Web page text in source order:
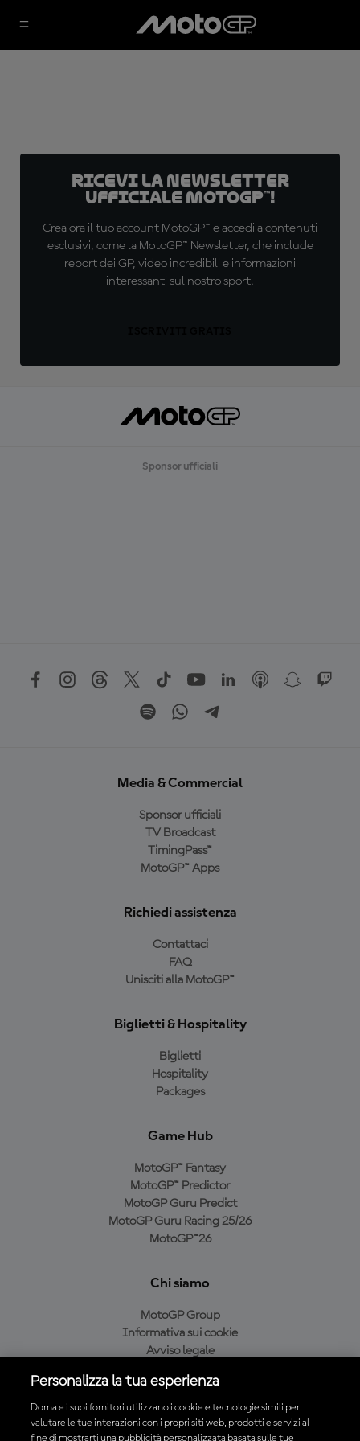
Ricevi la newsletter
ufficiale MotoGP™!
Crea ora il tuo account MotoGP™ e accedi a contenuti
esclusivi, come la MotoGP™ Newsletter, che include
report dei GP, video incredibili e informazioni
interessanti sul nostro sport.
Sponsor ufficiali
Media & Commercial
Sponsor ufficiali
TV Broadcast
TimingPass™
MotoGP™ Apps
Richiedi assistenza
Contattaci
FAQ
Unisciti alla MotoGP™
Biglietti & Hospitality
Biglietti
Hospitality
Packages
Game Hub
MotoGP™ Fantasy
MotoGP™ Predictor
MotoGP Guru Predict
MotoGP Guru Racing 25/26
MotoGP™26
Chi siamo
MotoGP Group
Informativa sui cookie
Avviso legale
Condizioni di acquisto
Personalizza la tua esperienza
Dorna e i suoi fornitori utilizzano i cookie e tecnologie simili per
valutare le tue interazioni con i propri siti web, prodotti e servizi al
fine di mostrarti una pubblicità personalizzata basata sulle tue